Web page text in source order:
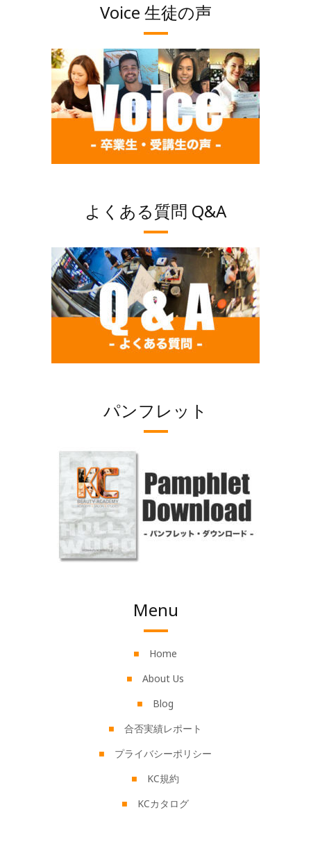
Voice 生徒の声
よくある質問 Q&A
パンフレット
Menu
Home
About Us
Blog
合否実績レポート
プライバシーポリシー
KC規約
KCカタログ